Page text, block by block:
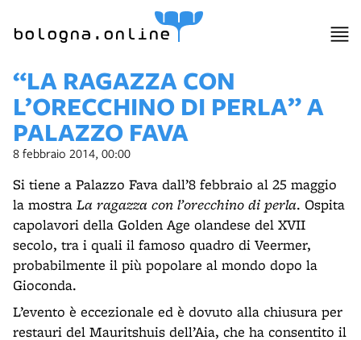
bologna.online
“LA RAGAZZA CON
L’ORECCHINO DI PERLA” A
PALAZZO FAVA
8 febbraio 2014, 00:00
Si tiene a Palazzo Fava dall’8 febbraio al 25 maggio
la mostra La ragazza con l’orecchino di perla. Ospita
capolavori della Golden Age olandese del XVII
secolo, tra i quali il famoso quadro di Veermer,
probabilmente il più popolare al mondo dopo la
Gioconda.
L’evento è eccezionale ed è dovuto alla chiusura per
restauri del Mauritshuis dell’Aia, che ha consentito il